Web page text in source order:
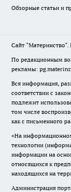
Обзорные статьи и
Сайт
По редакционным
рекламы:
Вся информация,
соответствии с
подлежит
том числе
как с письменного
«На
технологии
информации на
относящихся к
находящихся на
Администрация